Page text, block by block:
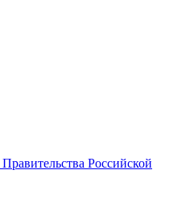
Российской